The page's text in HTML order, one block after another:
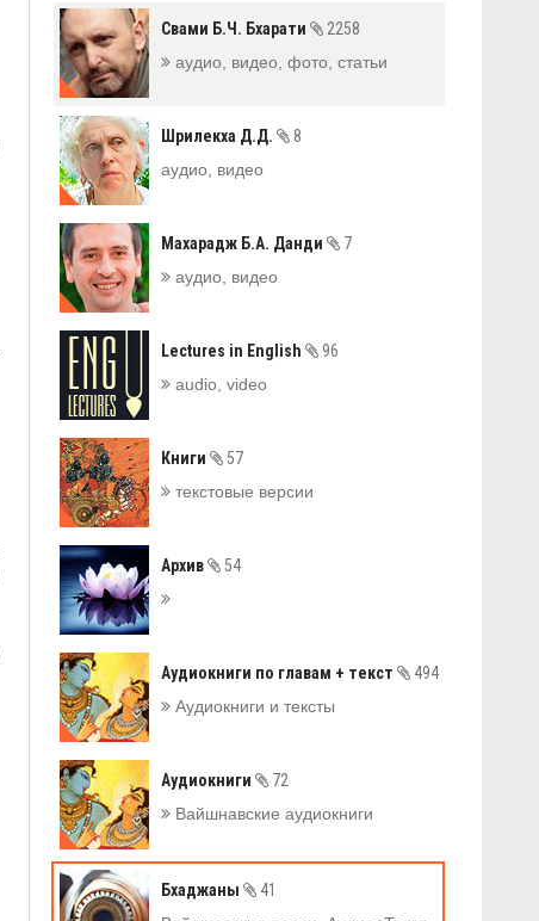
Свами Б.Ч. Бхарати
2258
аудио, видео, фото, статьи
Шрилекха Д.Д.
8
аудио, видео
Махарадж Б.А. Данди
7
аудио, видео
Lectures in English
96
audio, video
Книги
57
текстовые версии
Архив 54
Аудиокниги по главам + текст
494
Аудиокниги и тексты
Аудиокниги
72
Вайшнавские аудиокниги
Бхаджаны
41